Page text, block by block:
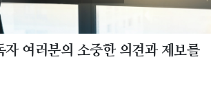
자 여러분의 소중한 의견과 제보를